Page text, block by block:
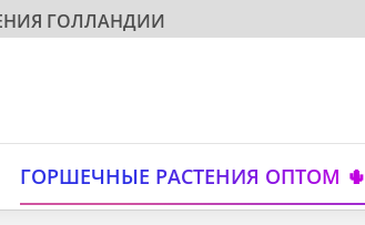
ГОЛЛАНДИИ
ГОРШЕЧНЫЕ РАСТЕНИЯ ОПТОМ 🌵